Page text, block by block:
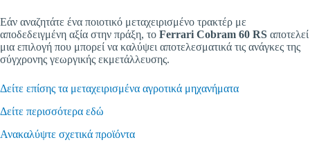
Εάν αναζητάτε ένα ποιοτικό μεταχειρισμένο τρακτέρ με
αποδεδειγμένη αξία στην πράξη, το Ferrari Cobram 60 RS αποτελεί
μια επιλογή που μπορεί να καλύψει αποτελεσματικά τις ανάγκες της
σύγχρονης γεωργικής εκμετάλλευσης.
Δείτε επίσης τα μεταχειρισμένα αγροτικά μηχανήματα
Δείτε περισσότερα εδώ
Ανακαλύψτε σχετικά προϊόντα